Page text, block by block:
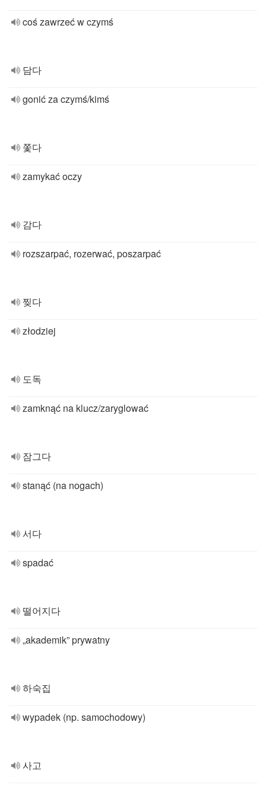
coś zawrzeć w czymś
담다
gonić za czymś/kimś
쫓다
zamykać oczy
감다
rozszarpać, rozerwać, poszarpać
찢다
złodziej
도독
zamknąć na klucz/zaryglować
잠그다
stanąć (na nogach)
서다
spadać
떨어지다
„akademik” prywatny
하숙집
wypadek (np. samochodowy)
사고